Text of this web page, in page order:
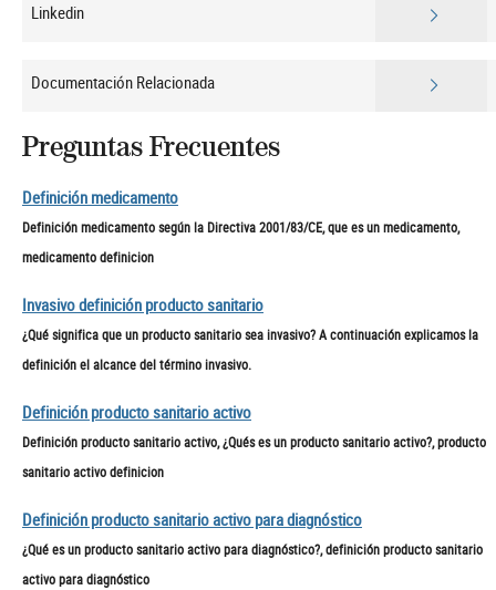
Linkedin
Documentación Relacionada
Preguntas Frecuentes
Definición medicamento
Definición medicamento según la Directiva 2001/83/CE, que es un medicamento,
medicamento definicion
Invasivo definición producto sanitario
¿Qué significa que un producto sanitario sea invasivo? A continuación explicamos la
definición el alcance del término invasivo.
Definición producto sanitario activo
Definición producto sanitario activo, ¿Qués es un producto sanitario activo?, producto
sanitario activo definicion
Definición producto sanitario activo para diagnóstico
¿Qué es un producto sanitario activo para diagnóstico?, definición producto sanitario
activo para diagnóstico